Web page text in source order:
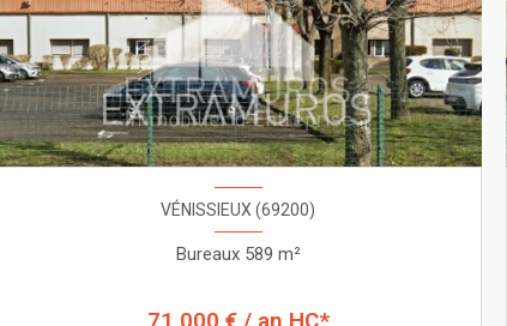
VÉNISSIEUX (69200)
Bureaux 589 m²